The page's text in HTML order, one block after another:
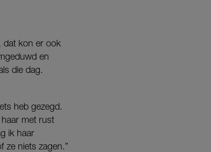
dat kon er ook
en
die dag.
heb gezegd.
met rust
ik haar
ze niets zagen.”